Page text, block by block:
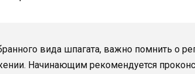
вида шпагата, важно помнить о
Начинающим рекомендуется